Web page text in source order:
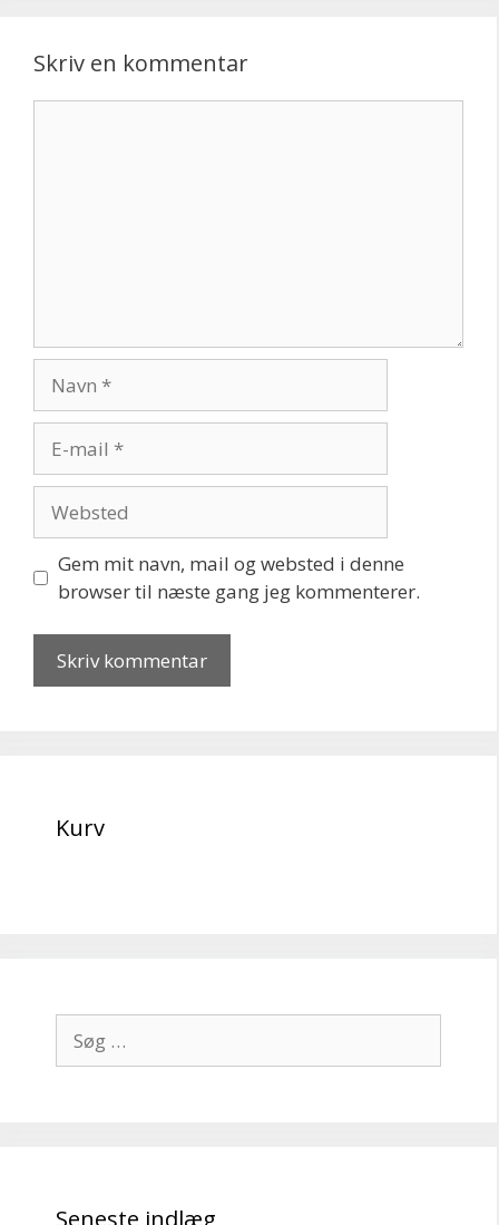
Skriv en kommentar
mail
Gem mit navn, mail og websted i denne
browser til næste gang jeg kommenterer.
Kurv
efter:
Seneste indlæg